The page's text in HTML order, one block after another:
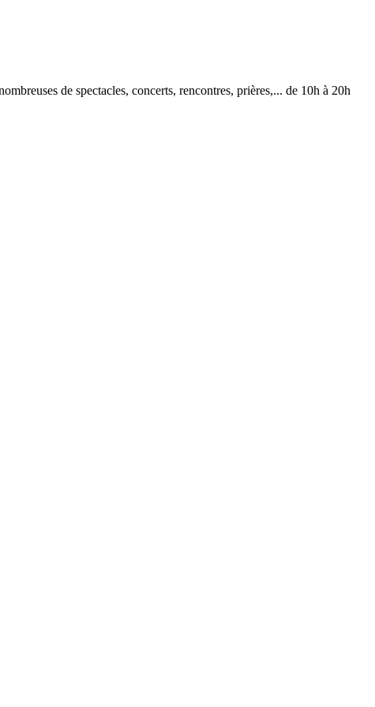
de spectacles, concerts, rencontres, prières,... de 10h à 20h